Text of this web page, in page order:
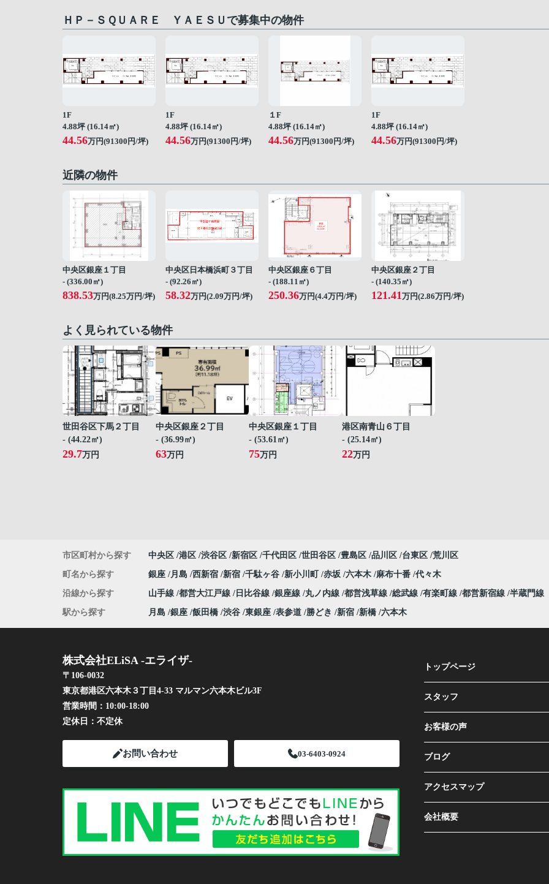
ＨＰ－ＳＱＵＡＲＥ ＹＡＥＳＵで募集中の物件
1F
4.88坪 (16.14㎡)
44.56万円(91300円/坪)
1F
4.88坪 (16.14㎡)
44.56万円(91300円/坪)
１F
4.88坪 (16.14㎡)
44.56万円(91300円/坪)
1F
4.88坪 (16.14㎡)
44.56万円(91300円/坪)
近隣の物件
中央区銀座１丁目
- (336.00㎡)
838.53万円(8.25万円/坪)
中央区日本橋浜町３丁目
- (92.26㎡)
58.32万円(2.09万円/坪)
中央区銀座６丁目
- (188.11㎡)
250.36万円(4.4万円/坪)
中央区銀座２丁目
- (140.35㎡)
121.41万円(2.86万円/坪)
よく見られている物件
世田谷区下馬２丁目
- (44.22㎡)
29.7万円
中央区銀座２丁目
- (36.99㎡)
63万円
中央区銀座１丁目
- (53.61㎡)
75万円
港区南青山６丁目
- (25.14㎡)
22万円
市区町村から探す 中央区 港区 渋谷区 新宿区 千代田区 世田谷区 豊島区 品川区 台東区 荒川区
町名から探す 銀座 月島 西新宿 新宿 千駄ヶ谷 新小川町 赤坂 六本木 麻布十番 代々木
沿線から探す 山手線 都営大江戸線 日比谷線 銀座線 丸ノ内線 都営浅草線 総武線 有楽町線 都営新宿線 半蔵門線
駅から探す 月島 銀座 飯田橋 渋谷 東銀座 表参道 勝どき 新宿 新橋 六本木
株式会社ELiSA -エライザ-
〒106-0032
東京都港区六本木３丁目4-33 マルマン六本木ビル3F
営業時間： 10:00-18:00
定休日： 不定休
お問い合わせ 03-6403-0924
トップページ
スタッフ
お客様の声
ブログ
アクセスマップ
会社概要